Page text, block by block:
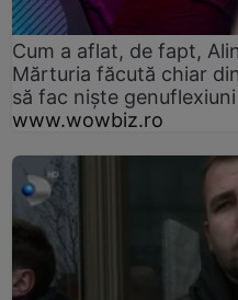
Cum a aflat, de fapt,
Mărturia făcută chiar
să fac niște
www.wowbiz.ro